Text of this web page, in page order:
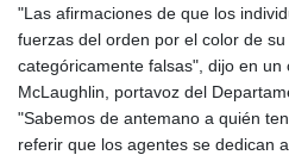
"Las afirmaciones de que los
fuerzas del orden por el color de
categóricamente falsas", dijo en un
McLaughlin, portavoz del
"Sabemos de antemano a quién
referir que los agentes se dedican